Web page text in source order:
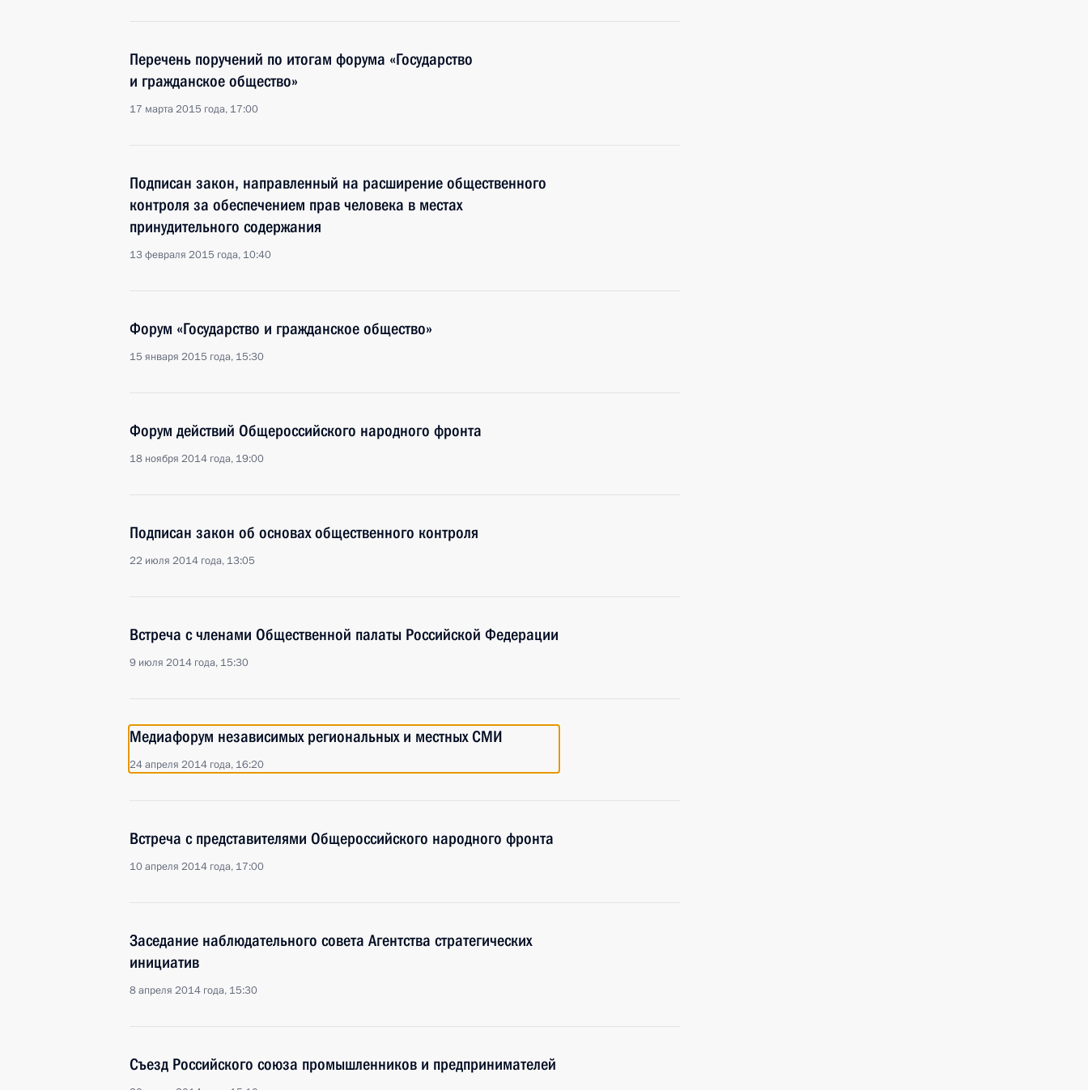
Перечень поручений по итогам форума «Государство
и гражданское общество»
17 марта 2015 года, 17:00
Подписан закон, направленный на расширение общественного
контроля за обеспечением прав человека в местах
принудительного содержания
13 февраля 2015 года, 10:40
Форум «Государство и гражданское общество»
15 января 2015 года, 15:30
Форум действий Общероссийского народного фронта
18 ноября 2014 года, 19:00
Подписан закон об основах общественного контроля
22 июля 2014 года, 13:05
Встреча с членами Общественной палаты Российской Федерации
9 июля 2014 года, 15:30
Медиафорум независимых региональных и местных СМИ
24 апреля 2014 года, 16:20
Встреча с представителями Общероссийского народного фронта
10 апреля 2014 года, 17:00
Заседание наблюдательного совета Агентства стратегических
инициатив
8 апреля 2014 года, 15:30
Съезд Российского союза промышленников и предпринимателей